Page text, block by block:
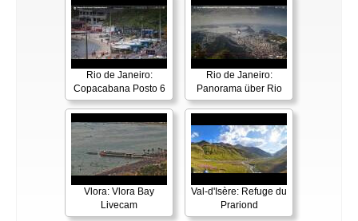
Rio de Janeiro:
Copacabana Posto 6
Rio de Janeiro:
Panorama über Rio
Vlora: Vlora Bay
Livecam
Val-d'Isère: Refuge du
Prariond